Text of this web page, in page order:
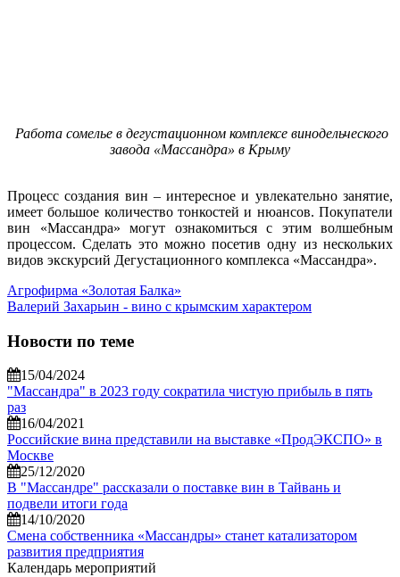
Работа сомелье в дегустационном комплексе винодельческого
завода «Массандра» в Крыму
Процесс создания вин – интересное и увлекательно занятие,
имеет большое количество тонкостей и нюансов. Покупатели
вин «Массандра» могут ознакомиться с этим волшебным
процессом. Сделать это можно посетив одну из нескольких
видов экскурсий Дегустационного комплекса «Массандра».
Агрофирма «Золотая Балка»
Валерий Захарьин - вино с крымским характером
Новости по теме
15/04/2024
"Массандра" в 2023 году сократила чистую прибыль в пять
раз
16/04/2021
Российские вина представили на выставке «ПродЭКСПО» в
Москве
25/12/2020
В "Массандре" рассказали о поставке вин в Тайвань и
подвели итоги года
14/10/2020
Смена собственника «Массандры» станет катализатором
развития предприятия
Календарь мероприятий